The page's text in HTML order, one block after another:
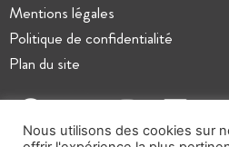
Mentions légales
Politique de confidentialité
Plan du site
Nous utilisons des cookies sur